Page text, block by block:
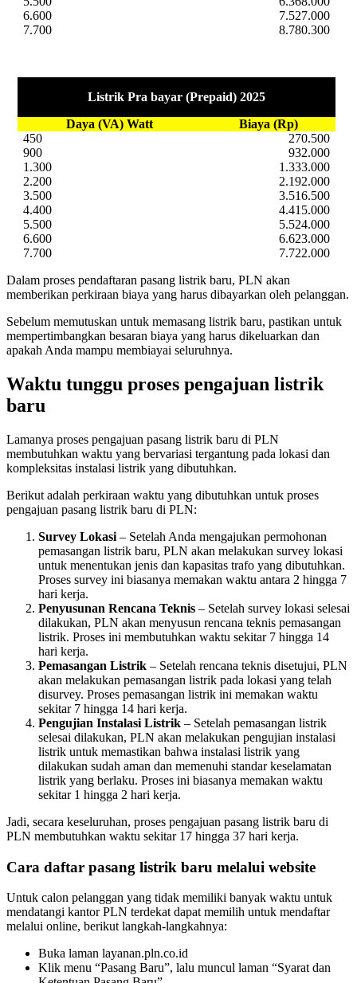
6.600
7.527.000
7.700
8.780.300
Listrik Pra bayar (Prepaid) 2025
Daya (VA) Watt
Biaya (Rp)
450
270.500
900
932.000
1.300
1.333.000
2.200
2.192.000
3.500
3.516.500
4.400
4.415.000
5.500
5.524.000
6.600
6.623.000
7.700
7.722.000
Dalam proses pendaftaran pasang listrik baru, PLN akan
memberikan perkiraan biaya yang harus dibayarkan oleh pelanggan.
Sebelum memutuskan untuk memasang listrik baru, pastikan untuk
mempertimbangkan besaran biaya yang harus dikeluarkan dan
apakah Anda mampu membiayai seluruhnya.
Waktu tunggu proses pengajuan listrik
baru
Lamanya proses pengajuan pasang listrik baru di PLN
membutuhkan waktu yang bervariasi tergantung pada lokasi dan
kompleksitas instalasi listrik yang dibutuhkan.
Berikut adalah perkiraan waktu yang dibutuhkan untuk proses
pengajuan pasang listrik baru di PLN:
Survey Lokasi – Setelah Anda mengajukan permohonan
pemasangan listrik baru, PLN akan melakukan survey lokasi
untuk menentukan jenis dan kapasitas trafo yang dibutuhkan.
Proses survey ini biasanya memakan waktu antara 2 hingga 7
hari kerja.
Penyusunan Rencana Teknis – Setelah survey lokasi selesai
dilakukan, PLN akan menyusun rencana teknis pemasangan
listrik. Proses ini membutuhkan waktu sekitar 7 hingga 14
hari kerja.
Pemasangan Listrik – Setelah rencana teknis disetujui, PLN
akan melakukan pemasangan listrik pada lokasi yang telah
disurvey. Proses pemasangan listrik ini memakan waktu
sekitar 7 hingga 14 hari kerja.
Pengujian Instalasi Listrik – Setelah pemasangan listrik
selesai dilakukan, PLN akan melakukan pengujian instalasi
listrik untuk memastikan bahwa instalasi listrik yang
dilakukan sudah aman dan memenuhi standar keselamatan
listrik yang berlaku. Proses ini biasanya memakan waktu
sekitar 1 hingga 2 hari kerja.
Jadi, secara keseluruhan, proses pengajuan pasang listrik baru di
PLN membutuhkan waktu sekitar 17 hingga 37 hari kerja.
Cara daftar pasang listrik baru melalui website
Untuk calon pelanggan yang tidak memiliki banyak waktu untuk
mendatangi kantor PLN terdekat dapat memilih untuk mendaftar
melalui online, berikut langkah-langkahnya:
Buka laman layanan.pln.co.id
Klik menu “Pasang Baru”, lalu muncul laman “Syarat dan